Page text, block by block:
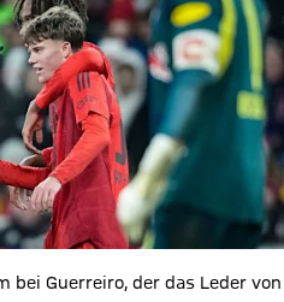
bei Guerreiro, der das Leder von